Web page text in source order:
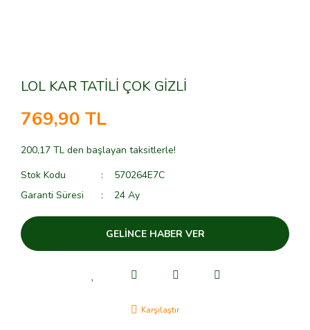
LOL KAR TATİLİ ÇOK GİZLİ
769,90 TL
200,17 TL den başlayan taksitlerle!
Stok Kodu
570264E7C
Garanti Süresi
24 Ay
GELİNCE HABER VER
Karşılaştır